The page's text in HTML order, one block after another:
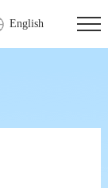
English